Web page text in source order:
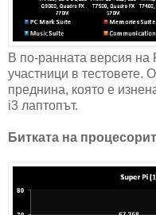
В по-ранната версия
участници в тестовете.
преднина, която е
i3 лаптопът.
Битката на